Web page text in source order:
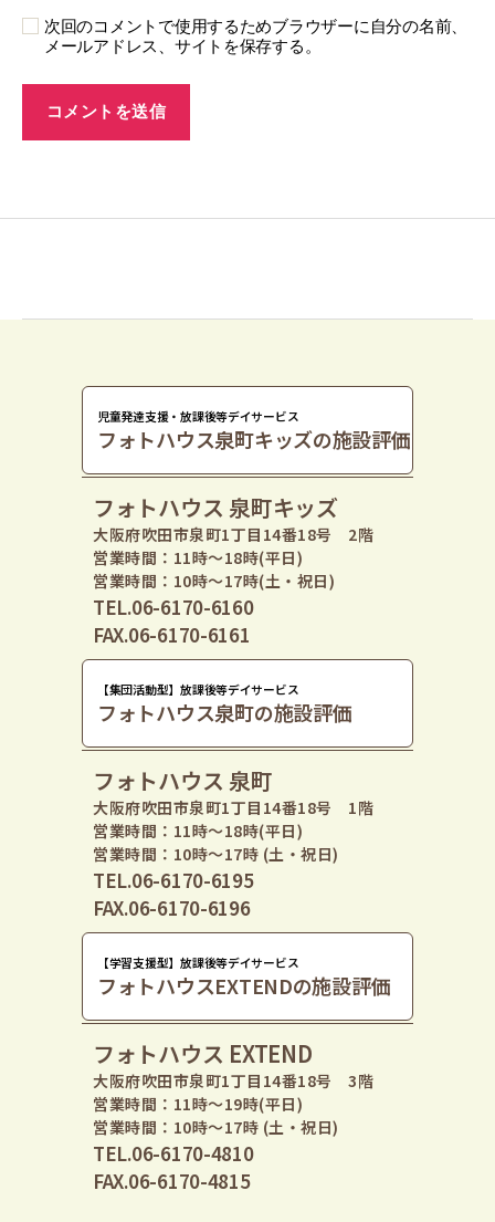
次回のコメントで使用するためブラウザーに自分の名前、
メールアドレス、サイトを保存する。
児童発達支援・放課後等デイサービス
フォトハウス泉町キッズの施設評価
フォトハウス 泉町キッズ
大阪府吹田市泉町1丁目14番18号 2階
営業時間：11時〜18時(平日)
営業時間：10時〜17時(土・祝日)
TEL.06-6170-6160
FAX.06-6170-6161
【集団活動型】放課後等デイサービス
フォトハウス泉町の施設評価
フォトハウス 泉町
大阪府吹田市泉町1丁目14番18号 1階
営業時間：11時〜18時(平日)
営業時間：10時〜17時 (土・祝日)
TEL.06-6170-6195
FAX.06-6170-6196
【学習支援型】放課後等デイサービス
フォトハウスEXTENDの施設評価
フォトハウス EXTEND
大阪府吹田市泉町1丁目14番18号 3階
営業時間：11時〜19時(平日)
営業時間：10時〜17時 (土・祝日)
TEL.06-6170-4810
FAX.06-6170-4815